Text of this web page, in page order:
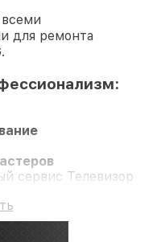
для ремонта
сервис Телевизор